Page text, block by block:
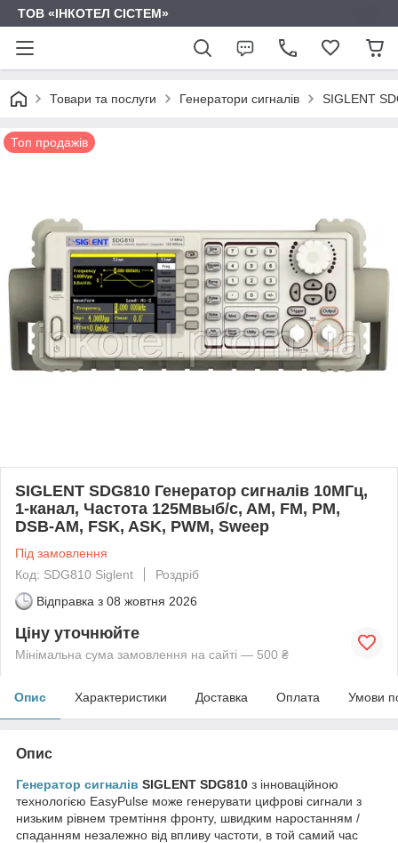
ТОВ «ІНКОТЕЛ СІСТЕМ»
Товари та послуги Генератори сигналів SIGLENT
Топ продажів
SIGLENT SDG810 Генератор сигналів 10МГц,
1-канал, Частота 125Мвыб/c, AM, FM, PM,
DSB-AM, FSK, ASK, PWM, Sweep
Під замовлення
Код: SDG810 Siglent
Роздріб
Відправка з 08 жовтня 2026
Ціну уточнюйте
Мінімальна сума замовлення на сайті — 500 ₴
Опис Характеристики Доставка Оплата Умови
Опис
Генератор сигналів SIGLENT SDG810 з інноваційною
технологією EasyPulse може генерувати цифрові сигнали з
низьким рівнем тремтіння фронту, швидким наростанням /
спаданням незалежно від впливу частоти, в той самий час